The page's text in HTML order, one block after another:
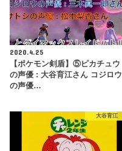
2020.4.25
【ポケモン剣盾】⑤ピカチュウ
の声優 : 大谷育江さん コジロウ
の声優…
大谷育江